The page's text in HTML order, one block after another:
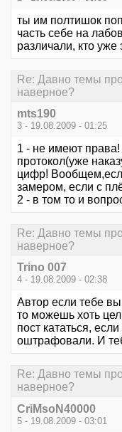
ты им полтишок
часть себе на
различали, кто уже
Re: Давно темы
наверное?
mts190
3 - 19.08.2009 - 01:25
1 - не имеют
протокол(уже
цифр!
замером, если с
2 - в том то и
Re: Давно темы
наверное?
Trino 007
4 - 19.08.2009 - 02:38
Автор если тебе
то можешь хоть
пост кататься,
оштрафовали. И
Re: Давно темы
наверное?
CriMsoN40000
5 - 19.08.2009 - 03:01